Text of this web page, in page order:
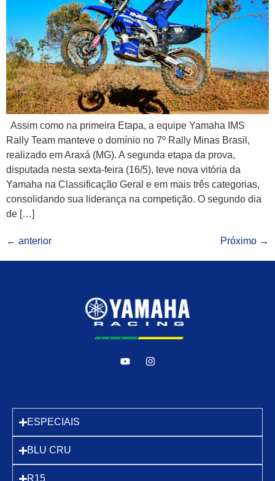
Assim como na primeira Etapa, a equipe Yamaha IMS
Rally Team manteve o domínio no 7º Rally Minas Brasil,
realizado em Araxá (MG). A segunda etapa da prova,
disputada nesta sexta-feira (16/5), teve nova vitória da
Yamaha na Classificação Geral e em mais três categorias,
consolidando sua liderança na competição. O segundo dia
de […]
← anterior Próximo →
ESPECIAIS
BLU CRU
R15